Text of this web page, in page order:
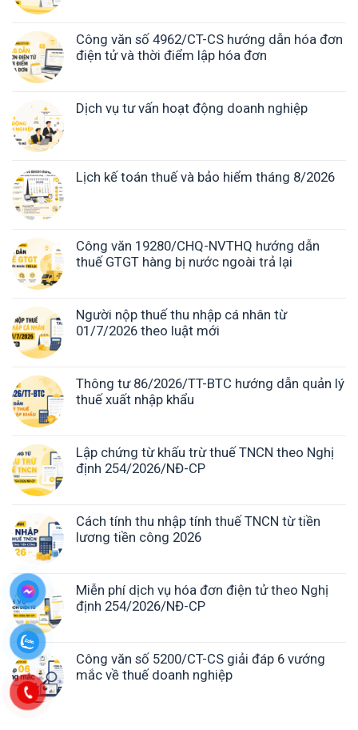
Công văn số 4962/CT-CS hướng dẫn hóa đơn
điện tử và thời điểm lập hóa đơn
Dịch vụ tư vấn hoạt động doanh nghiệp
Lịch kế toán thuế và bảo hiểm tháng 8/2026
Công văn 19280/CHQ-NVTHQ hướng dẫn
thuế GTGT hàng bị nước ngoài trả lại
Người nộp thuế thu nhập cá nhân từ
01/7/2026 theo luật mới
Thông tư 86/2026/TT-BTC hướng dẫn quản lý
thuế xuất nhập khẩu
Lập chứng từ khấu trừ thuế TNCN theo Nghị
định 254/2026/NĐ-CP
Cách tính thu nhập tính thuế TNCN từ tiền
lương tiền công 2026
Miễn phí dịch vụ hóa đơn điện tử theo Nghị
định 254/2026/NĐ-CP
Công văn số 5200/CT-CS giải đáp 6 vướng
mắc về thuế doanh nghiệp